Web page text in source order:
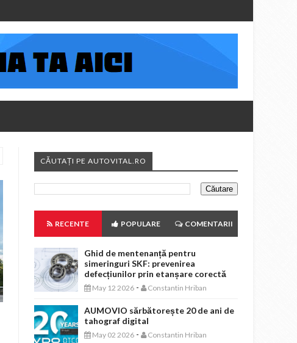
CĂUTAȚI PE AUTOVITAL.RO
RECENTE POPULARE COMENTARII
Ghid de mentenanță pentru
simeringuri SKF: prevenirea
defecțiunilor prin etanșare corectă
May 12 2026 - Constantin Hriban
AUMOVIO sărbătorește 20 de ani de
tahograf digital
May 02 2026 - Constantin Hriban